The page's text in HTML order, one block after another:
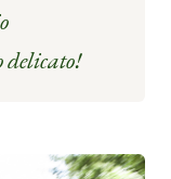
delicato!